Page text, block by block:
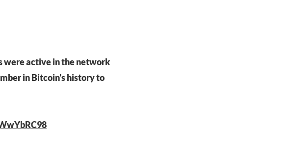
were active in the network
in Bitcoin's history to